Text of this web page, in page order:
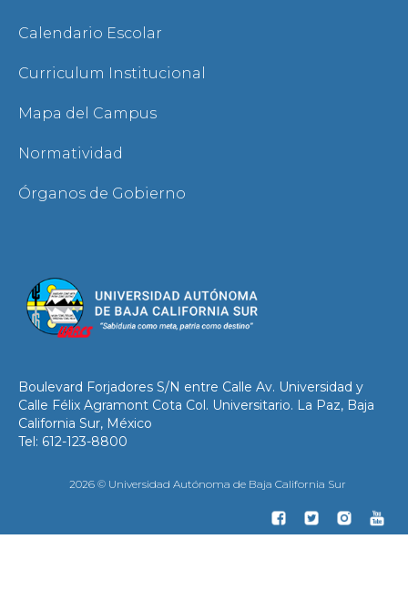
Calendario Escolar
Curriculum Institucional
Mapa del Campus
Normatividad
Órganos de Gobierno
Boulevard Forjadores S/N entre Calle Av. Universidad y
Calle Félix Agramont Cota Col. Universitario. La Paz, Baja
California Sur, México
Tel: 612-123-8800
2026 © Universidad Autónoma de Baja California Sur